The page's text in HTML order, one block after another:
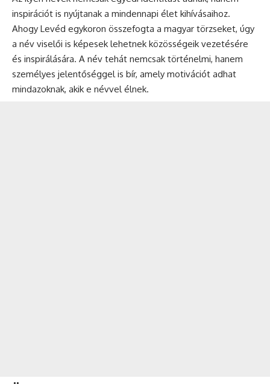
inspirációt is nyújtanak a mindennapi élet kihívásaihoz.
Ahogy Levéd egykoron összefogta a magyar törzseket, úgy
a név viselői is képesek lehetnek közösségeik vezetésére
és inspirálására. A név tehát nemcsak történelmi, hanem
személyes jelentőséggel is bír, amely motivációt adhat
mindazoknak, akik e névvel élnek.